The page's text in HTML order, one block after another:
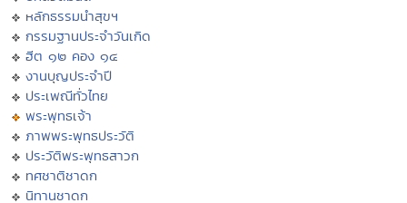
หลักธรรมนำสุขฯ
กรรมฐานประจำวันเกิด
ฮีต ๑๒ คอง ๑๔
งานบุญประจำปี
ประเพณีทั่วไทย
พระพุทธเจ้า
ภาพพระพุทธประวัติ
ประวัติพระพุทธสาวก
ทศชาติชาดก
นิทานชาดก